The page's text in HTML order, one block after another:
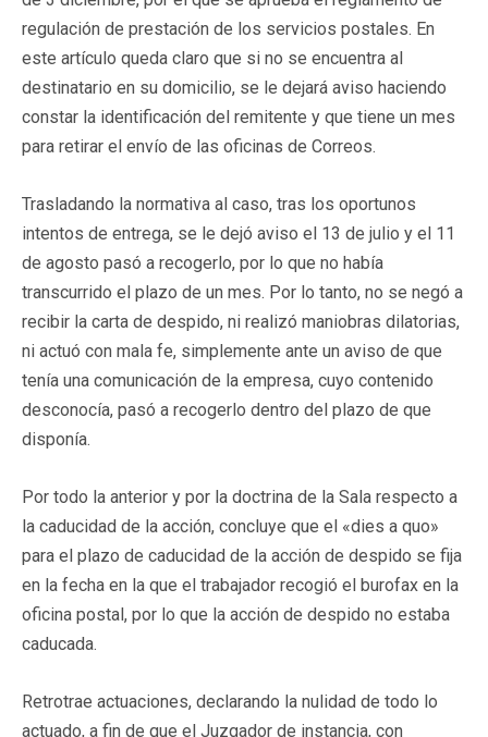
regulación de prestación de los servicios postales. En
este artículo queda claro que si no se encuentra al
destinatario en su domicilio, se le dejará aviso haciendo
constar la identificación del remitente y que tiene un mes
para retirar el envío de las oficinas de Correos.
Trasladando la normativa al caso, tras los oportunos
intentos de entrega, se le dejó aviso el 13 de julio y el 11
de agosto pasó a recogerlo, por lo que no había
transcurrido el plazo de un mes. Por lo tanto, no se negó a
recibir la carta de despido, ni realizó maniobras dilatorias,
ni actuó con mala fe, simplemente ante un aviso de que
tenía una comunicación de la empresa, cuyo contenido
desconocía, pasó a recogerlo dentro del plazo de que
disponía.
Por todo la anterior y por la doctrina de la Sala respecto a
la caducidad de la acción, concluye que el «dies a quo»
para el plazo de caducidad de la acción de despido se fija
en la fecha en la que el trabajador recogió el burofax en la
oficina postal, por lo que la acción de despido no estaba
caducada.
Retrotrae actuaciones, declarando la nulidad de todo lo
actuado, a fin de que el Juzgador de instancia, con